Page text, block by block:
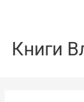
Книги